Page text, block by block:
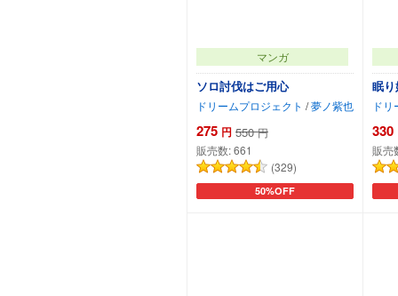
マンガ
ソロ討伐はご用心
ドリームプロジェクト /夢ノ紫也
275 円 550 円
販売数:661
(329)
50%OFF
カートに追加
眠
ド
330
販売